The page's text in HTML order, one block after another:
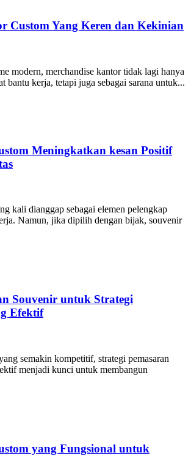
Custom Yang Keren dan Kekinian
modern, merchandise kantor tidak lagi hanya
bantu kerja, tetapi juga sebagai sarana untuk...
Meningkatkan kesan Positif
kali dianggap sebagai elemen pelengkap
Namun, jika dipilih dengan bijak, souvenir
Souvenir untuk Strategi
Efektif
semakin kompetitif, strategi pemasaran
menjadi kunci untuk membangun
yang Fungsional untuk